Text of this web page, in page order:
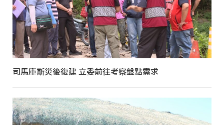
司馬庫斯災後復建 立委前往考察盤點需求